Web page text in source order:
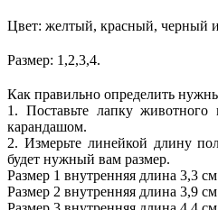
Цвет: желтый, красный, черный
Размер: 1,2,3,4.
Как правильно определить
1. Поставьте лапку
карандашом.
2. Измерьте линейкой длину
будет нужный вам размер.
Размер 1 внутренняя длина 3,3 см
Размер 2 внутренняя длина 3,9 см